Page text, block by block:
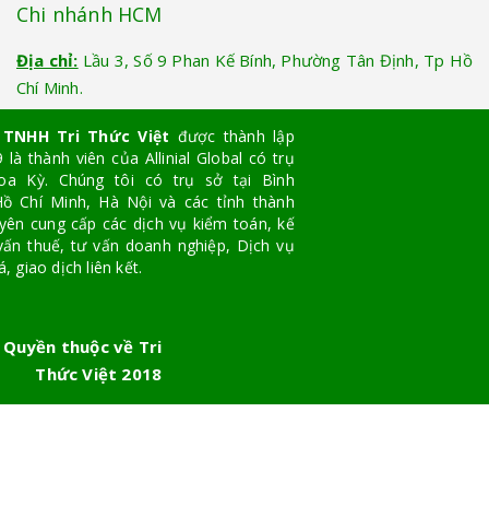
Chi nhánh HCM
Địa chỉ: Lầu 3, Số 9 Phan Kế Bính, Phường Tân Định, Tp Hồ
Chí Minh.
Tri Thức Việt được thành lập
là thành viên của Allinial Global có trụ
Kỳ. Chúng tôi có trụ sở tại Bình
Chí Minh, Hà Nội và các tỉnh thành
cung cấp các dịch vụ kiểm toán, kế
thuế, tư vấn doanh nghiệp, Dịch vụ
giao dịch liên kết.
Quyền thuộc về Tri
Thức Việt 2018